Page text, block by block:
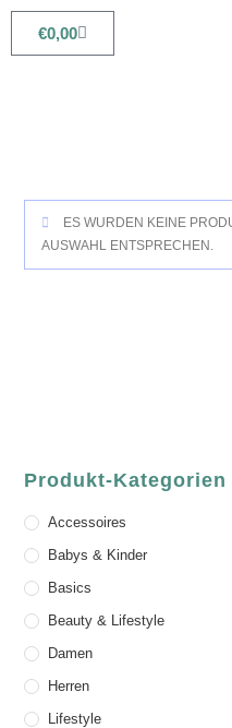
€0,00
ES WURDEN KEINE
AUSWAHL ENTSPRECHEN.
Produkt-Kategorien
Accessoires
Babys & Kinder
Basics
Beauty & Lifestyle
Damen
Herren
Lifestyle